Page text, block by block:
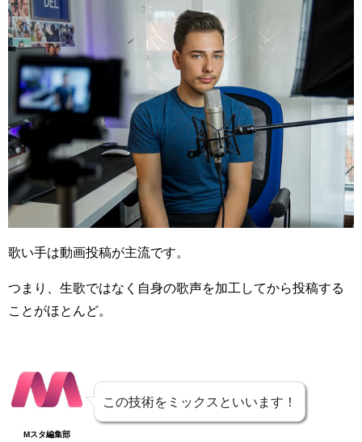
歌い手は動画投稿が主流です。
つまり、生歌ではなく自身の歌声を加工してから投稿する
ことがほとんど。
Mスタ編集部
この技術をミックスといいます！